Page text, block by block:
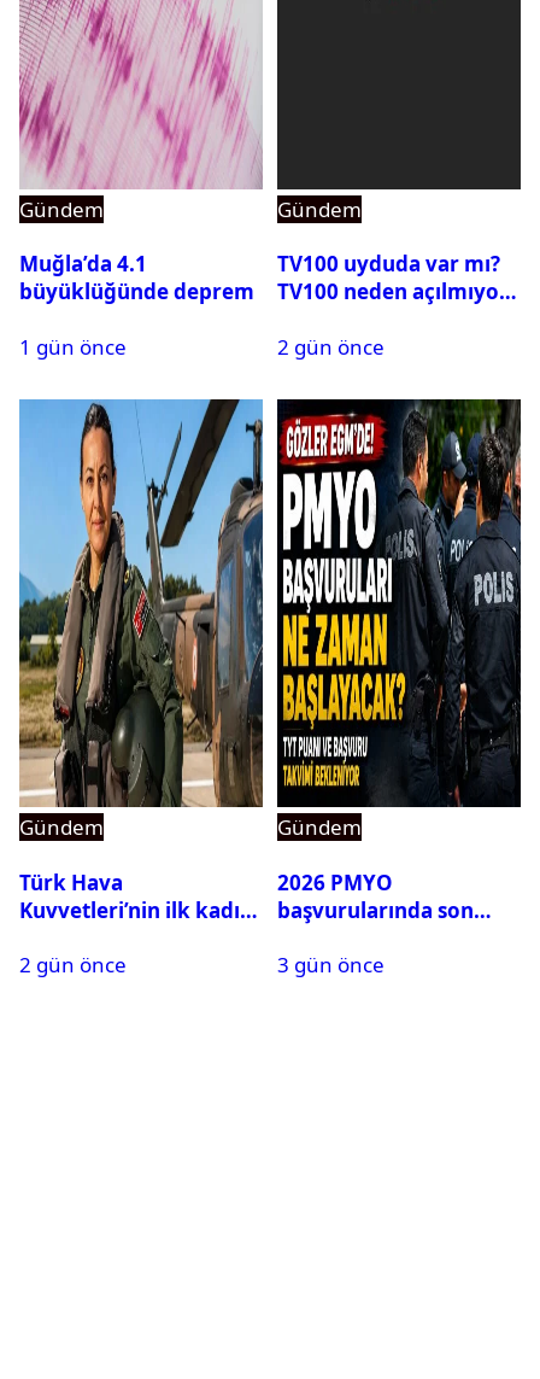
Gündem
Muğla’da 4.1
büyüklüğünde deprem
1 gün önce
Gündem
TV100 uyduda var mı?
TV100 neden açılmıyor?
2 gün önce
Gündem
Türk Hava
Kuvvetleri’nin ilk kadın
Karapınar hakkında
2 gün önce
Gündem
2026 PMYO
başvurularında son
3 gün önce